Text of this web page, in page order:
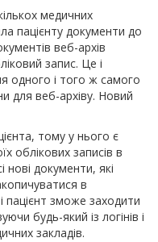
медичних
пацієнту документи до
веб-архів
запис. Це і
одного і того ж самого
для веб-архіву. Новий
тому у нього є
облікових записів в
нові документи, які
в
пацієнт зможе заходити
будь-який із логінів і
закладів.